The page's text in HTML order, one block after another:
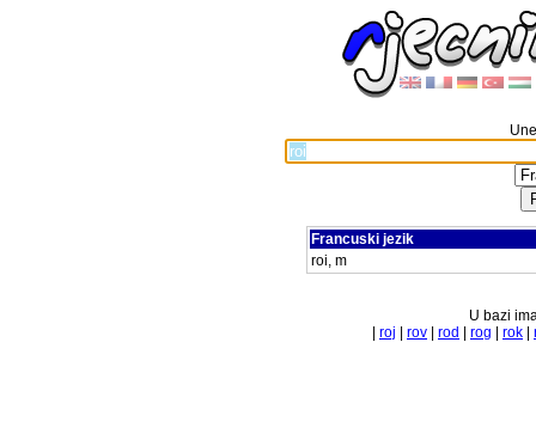
Francuski jezik
roi, m
U bazi
roj rov rod rog rok